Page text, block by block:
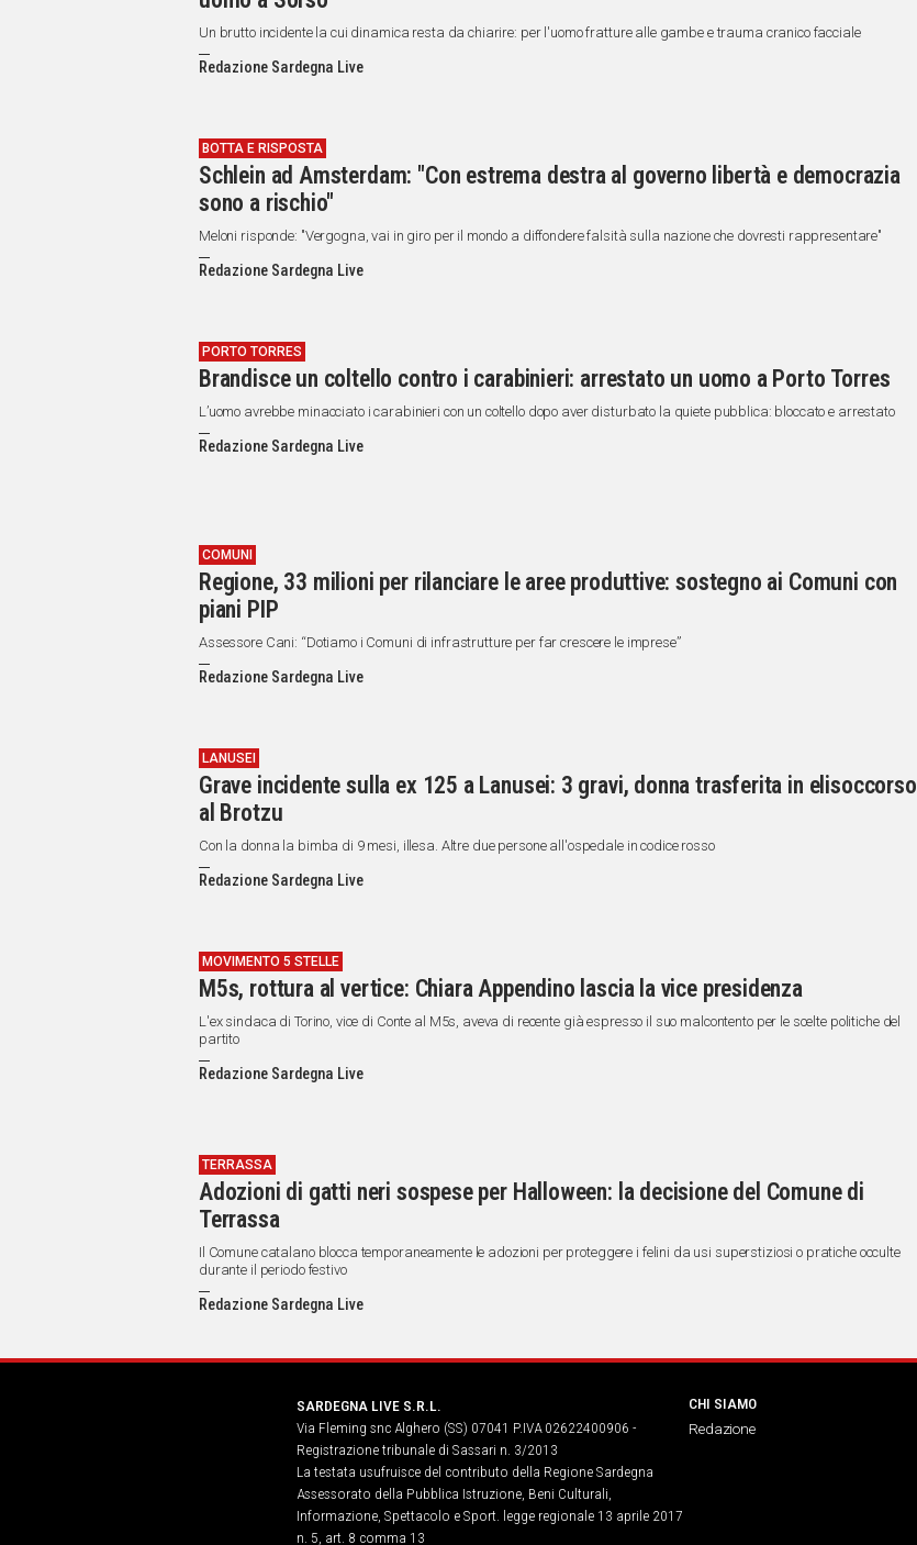
Un brutto incidente la cui dinamica resta da chiarire: per l'uomo fratture alle gambe e trauma cranico facciale
Redazione Sardegna Live
BOTTA E RISPOSTA
Schlein ad Amsterdam: "Con estrema destra al governo libertà e democrazia
sono a rischio"
Meloni risponde: "Vergogna, vai in giro per il mondo a diffondere falsità sulla nazione che dovresti rappresentare"
Redazione Sardegna Live
PORTO TORRES
Brandisce un coltello contro i carabinieri: arrestato un uomo a Porto Torres
L’uomo avrebbe minacciato i carabinieri con un coltello dopo aver disturbato la quiete pubblica: bloccato e arrestato
Redazione Sardegna Live
COMUNI
Regione, 33 milioni per rilanciare le aree produttive: sostegno ai Comuni con
piani PIP
Assessore Cani: “Dotiamo i Comuni di infrastrutture per far crescere le imprese”
Redazione Sardegna Live
LANUSEI
Grave incidente sulla ex 125 a Lanusei: 3 gravi, donna trasferita in elisoccorso
al Brotzu
Con la donna la bimba di 9 mesi, illesa. Altre due persone all'ospedale in codice rosso
Redazione Sardegna Live
MOVIMENTO 5 STELLE
M5s, rottura al vertice: Chiara Appendino lascia la vice presidenza
L'ex sindaca di Torino, vice di Conte al M5s, aveva di recente già espresso il suo malcontento per le scelte politiche del
partito
Redazione Sardegna Live
TERRASSA
Adozioni di gatti neri sospese per Halloween: la decisione del Comune di
Terrassa
Il Comune catalano blocca temporaneamente le adozioni per proteggere i felini da usi superstiziosi o pratiche occulte
durante il periodo festivo
Redazione Sardegna Live
SARDEGNA LIVE S.R.L.
Via Fleming snc Alghero (SS) 07041 P.IVA 02622400906 -
Registrazione tribunale di Sassari n. 3/2013
La testata usufruisce del contributo della Regione Sardegna
Assessorato della Pubblica Istruzione, Beni Culturali,
Informazione, Spettacolo e Sport. legge regionale 13 aprile 2017
n. 5, art. 8 comma 13
CHI SIAMO
Redazione